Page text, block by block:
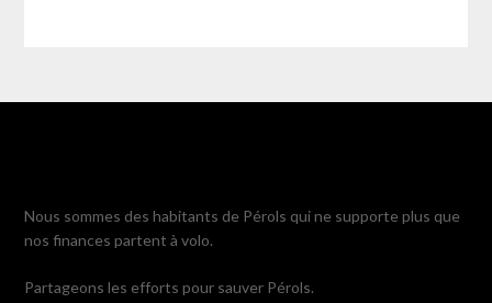
Nous sommes des habitants de Pérols qui ne supporte plus que
nos finances partent à volo.
Partageons les efforts pour sauver Pérols.